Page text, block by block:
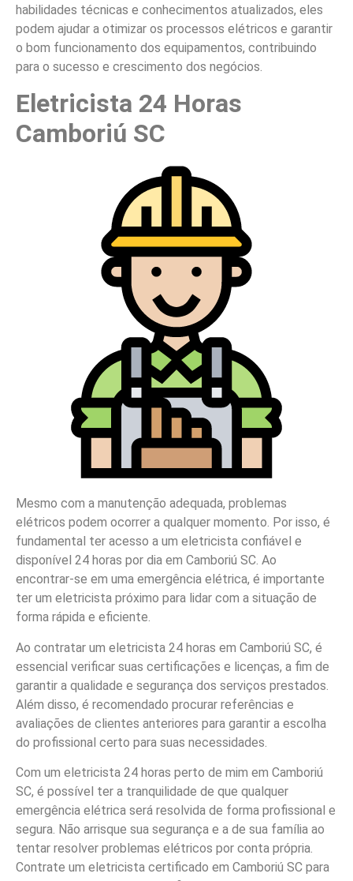
habilidades técnicas e conhecimentos atualizados, eles
podem ajudar a otimizar os processos elétricos e garantir
o bom funcionamento dos equipamentos, contribuindo
para o sucesso e crescimento dos negócios.
Eletricista 24 Horas
Camboriú SC
Mesmo com a manutenção adequada, problemas
elétricos podem ocorrer a qualquer momento. Por isso, é
fundamental ter acesso a um eletricista confiável e
disponível 24 horas por dia em Camboriú SC. Ao
encontrar-se em uma emergência elétrica, é importante
ter um eletricista próximo para lidar com a situação de
forma rápida e eficiente.
Ao contratar um eletricista 24 horas em Camboriú SC, é
essencial verificar suas certificações e licenças, a fim de
garantir a qualidade e segurança dos serviços prestados.
Além disso, é recomendado procurar referências e
avaliações de clientes anteriores para garantir a escolha
do profissional certo para suas necessidades.
Com um eletricista 24 horas perto de mim em Camboriú
SC, é possível ter a tranquilidade de que qualquer
emergência elétrica será resolvida de forma profissional e
segura. Não arrisque sua segurança e a de sua família ao
tentar resolver problemas elétricos por conta própria.
Contrate um eletricista certificado em Camboriú SC para